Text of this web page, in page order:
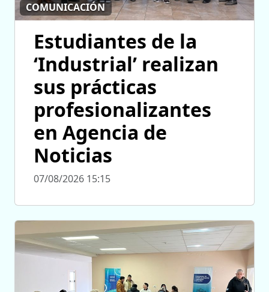
COMUNICACIÓN
Estudiantes de la
‘Industrial’ realizan
sus prácticas
profesionalizantes
en Agencia de
Noticias
07/08/2026 15:15